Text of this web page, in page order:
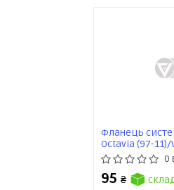
Фланець
Octavia (97-11)/
02),Sharan01-
(11210114001)
0
95 ₴